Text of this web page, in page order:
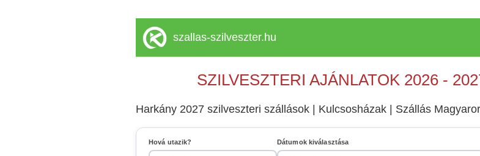
szallas-szilveszter.hu
SZILVESZTERI AJÁNLATOK 2026 -
Harkány 2027 szilveszteri szállások | Kulcsosházak | Szállás
Hová utazik? Dátumok kiválasztása